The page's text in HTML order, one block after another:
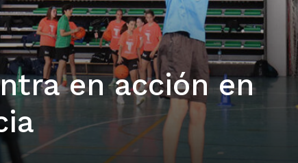
en acción en